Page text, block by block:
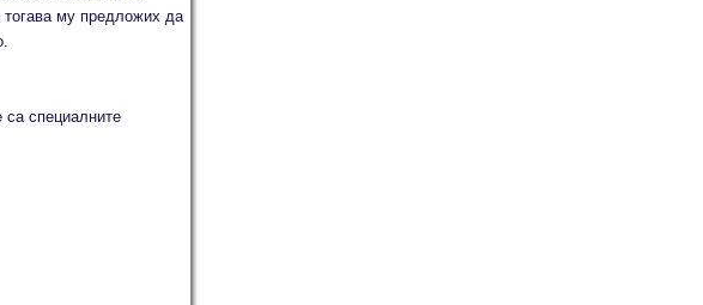
му предложих да
специалните